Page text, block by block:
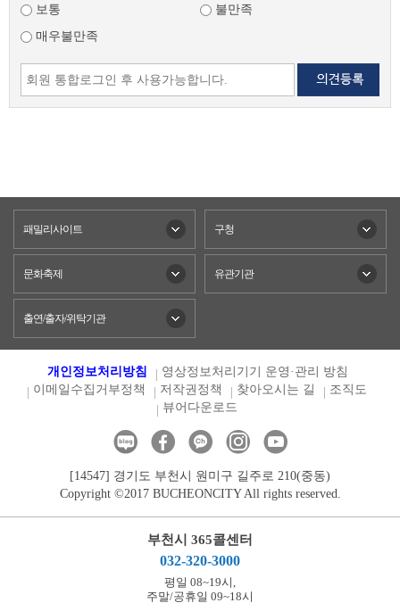
보통
불만족
매우불만족
패밀리사이트 구청
문화축제 유관기관
출연/출자/위탁기관
개인정보처리방침
영상정보처리기기 운영·관리 방침
이메일수집거부정책
저작권정책 찾아오시는 길
조직도
뷰어다운로드
[14547] 경기도 부천시 원미구 길주로 210(중동)
Copyright ©2017 BUCHEONCITY All rights reserved.
부천시 365콜센터
032-320-3000
평일 08~19시,
주말/공휴일 09~18시